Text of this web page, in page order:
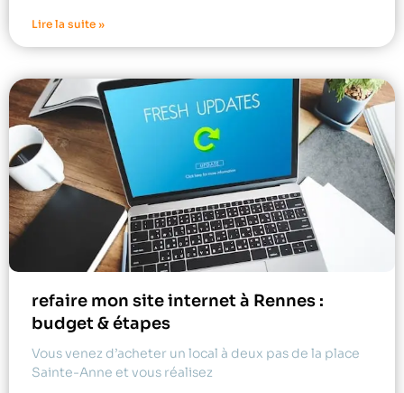
Lire la suite »
refaire mon site internet à Rennes :
budget & étapes
Vous venez d’acheter un local à deux pas de la place
Sainte-Anne et vous réalisez